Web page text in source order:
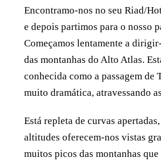
Encontramo-nos no seu Riad/
e depois partimos para o nosso
Começamos lentamente a
das montanhas do Alto Atlas.
conhecida como a passagem de
muito dramática, atravessando
Está repleta de curvas
altitudes oferecem-nos vistas
muitos picos das montanhas que